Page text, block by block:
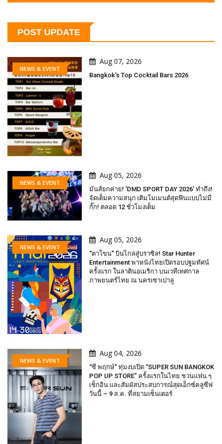
POST UPDATE
NEWS & EVENT
Aug 07, 2026
Bangkok's Top Cocktail Bars 2026
NEWS & EVENT
Aug 05, 2026
มันส์ยกค่าย! ‘DMD SPORT DAY 2026’ ทำถึง!
จัดเต็มความสนุก เติมโมเมนต์สุดฟินแบบไม่มี
กั๊ก! ตลอด 12 ชั่วโมงเต็ม
NEWS & EVENT
Aug 05, 2026
“ตาโขน” บินไกลสู่บราซิล! Star Hunter
Entertainment พาหนังไทยเปิดรอบปฐมทัศน์
ครั้งแรก ในลาตินอเมริกา บนเวทีเทศกาล
ภาพยนตร์ไทย ณ นครเซาเปาลู
NEWS & EVENT
Aug 04, 2026
“ซี พฤกษ์” ทุ่มงบเปิด “SUPER SUN BANGKOK
POP UP STORE” ครั้งแรกในไทย ชวนแฟน ๆ
เช็กอิน และสัมผัสประสบการณ์สุดเอ็กซ์คลูซีฟ
วันนี้ – 9 ส.ค. ที่สยามเซ็นเตอร์